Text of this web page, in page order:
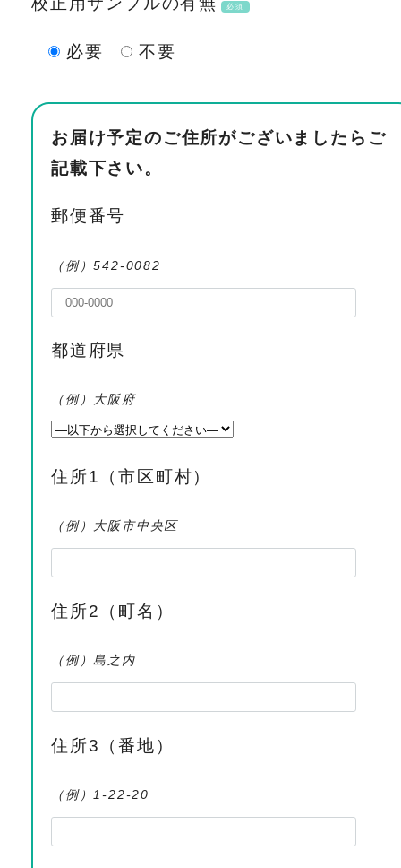
必須
必要 不要
お届け予定のご住所がございましたらご
記載下さい。
郵便番号
（例）542-0082
都道府県
（例）大阪府
住所1（市区町村）
（例）大阪市中央区
住所2（町名）
（例）島之内
住所3（番地）
（例）1-22-20